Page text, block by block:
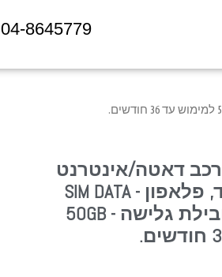
04-8645779
דאטה/אינטרנט
לגלישה בלבד, פלאפון - SIM DATA
PELEPHONE, חבילת גלישה - 50GB